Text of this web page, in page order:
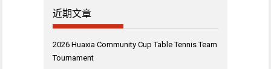
近期文章
2026 Huaxia Community Cup Table Tennis Team
Tournament